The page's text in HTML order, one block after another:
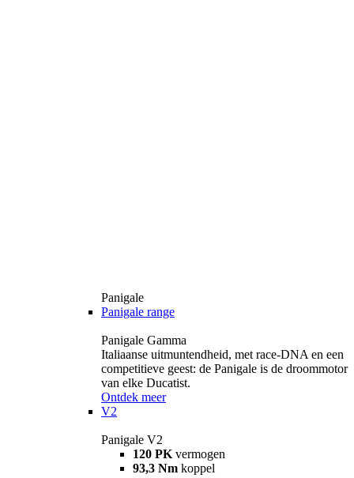
Panigale
Panigale range
Panigale Gamma
Italiaanse uitmuntendheid, met race-DNA en een
competitieve geest: de Panigale is de droommotor
van elke Ducatist.
Ontdek meer
V2
Panigale V2
120 PK vermogen
93,3 Nm koppel